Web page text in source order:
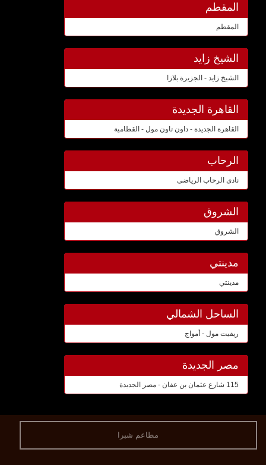
المقطم
المقطم
الشيخ زايد
الشيخ زايد - الجزيرة بلازا
القاهرة الجديدة
القاهرة الجديدة - داون تاون مول - القطامية
الرحاب
نادى الرحاب الرياضى
الشروق
الشروق
مدينتي
مدينتي
الساحل الشمالي
ريفيت مول - أمواج
مصر الجديدة
115 شارع عثمان بن عفان - مصر الجديدة
مطاعم شبرا